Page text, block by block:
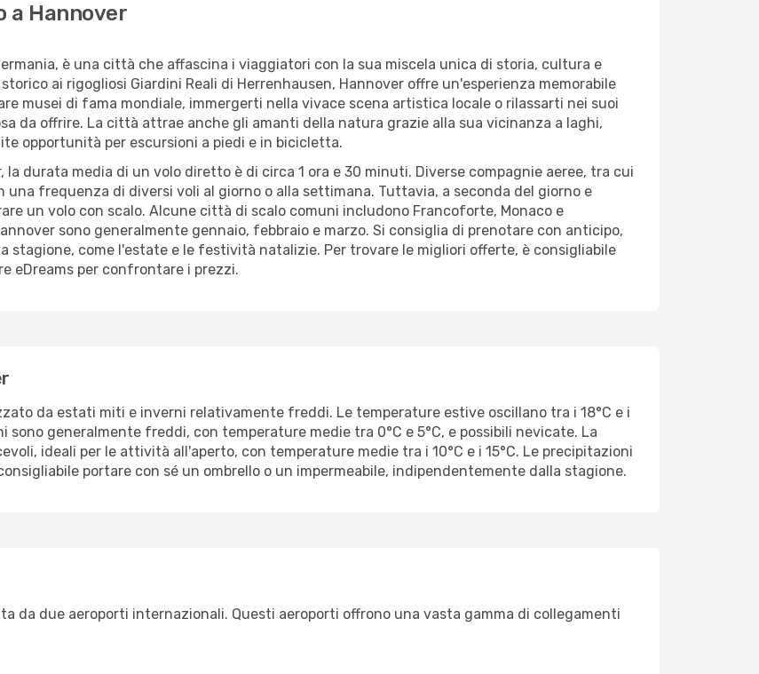
a Hannover
è una città che affascina i viaggiatori con la sua miscela unica di storia, cultura e
ai rigogliosi Giardini Reali di Herrenhausen, Hannover offre un'esperienza memorabile
musei di fama mondiale, immergerti nella vivace scena artistica locale o rilassarti nei suoi
da offrire. La città attrae anche gli amanti della natura grazie alla sua vicinanza a laghi,
opportunità per escursioni a piedi e in bicicletta.
la durata media di un volo diretto è di circa 1 ora e 30 minuti. Diverse compagnie aeree, tra cui
frequenza di diversi voli al giorno o alla settimana. Tuttavia, a seconda del giorno e
un volo con scalo. Alcune città di scalo comuni includono Francoforte, Monaco e
sono generalmente gennaio, febbraio e marzo. Si consiglia di prenotare con anticipo,
stagione, come l'estate e le festività natalizie. Per trovare le migliori offerte, è consigliabile
eDreams per confrontare i prezzi.
da estati miti e inverni relativamente freddi. Le temperature estive oscillano tra i 18°C e i
sono generalmente freddi, con temperature medie tra 0°C e 5°C, e possibili nevicate. La
ideali per le attività all'aperto, con temperature medie tra i 10°C e i 15°C. Le precipitazioni
portare con sé un ombrello o un impermeabile, indipendentemente dalla stagione.
da due aeroporti internazionali. Questi aeroporti offrono una vasta gamma di collegamenti